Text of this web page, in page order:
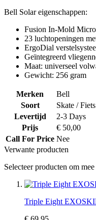
Bell Solar eigenschappen:
Fusion In-Mold
23 luchtopeningen
ErgoDial
Geïntegreerd
Maat: universeel
Gewicht: 256 gram
Merken
Bell
Soort
Skate / Fiets
Levertijd
2-3 Days
Prijs
€ 50,00
Call For Price Nee
Verwante producten
Selecteer producten om
Triple Eight